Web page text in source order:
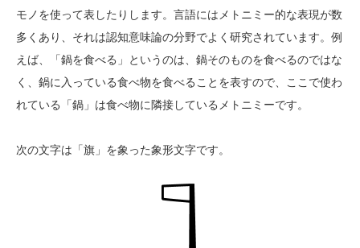
モノを使って表したりします。言語にはメトニミー的な表現が数
多くあり、それは認知意味論の分野でよく研究されています。例
えば、「鍋を食べる」というのは、鍋そのものを食べるのではな
く、鍋に入っている食べ物を食べることを表すので、ここで使わ
れている「鍋」は食べ物に隣接しているメトニミーです。
次の文字は「旗」を象った象形文字です。